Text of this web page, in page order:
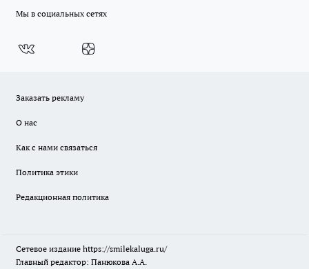
Мы в социальных сетях
Заказать рекламу
О нас
Как с нами связаться
Политика этики
Редакционная политика
Сетевое издание https://smilekaluga.ru/
Главный редактор: Панюкова А.А.